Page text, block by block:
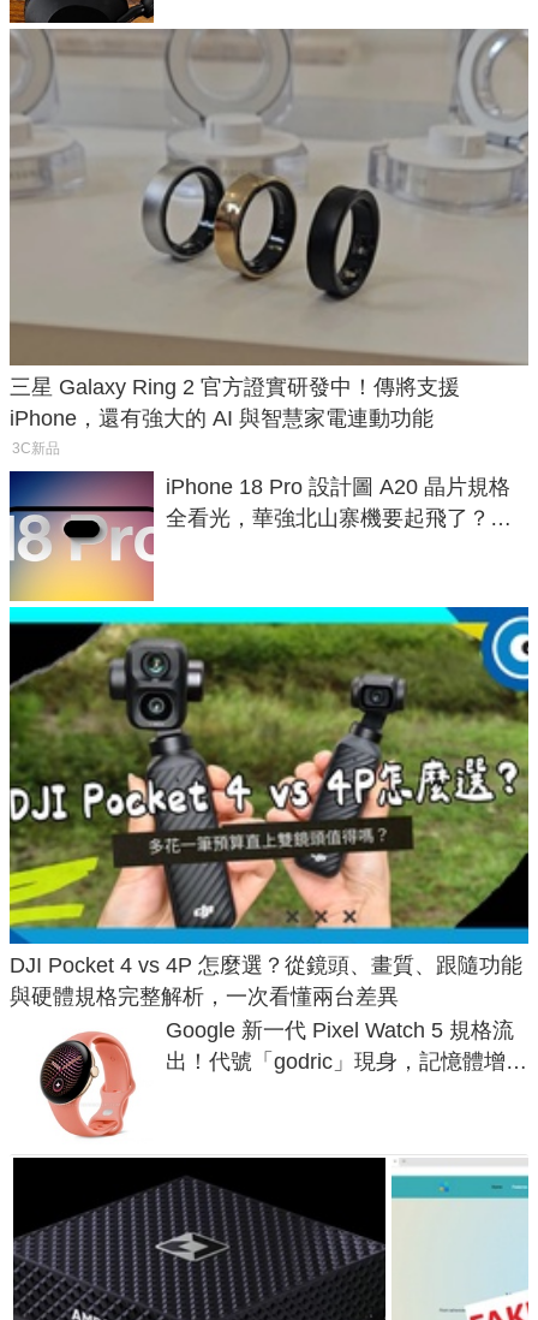
三星 Galaxy Ring 2 官方證實研發中！傳將支援
iPhone，還有強大的 AI 與智慧家電連動功能
3C新品
iPhone 18 Pro 設計圖 A20 晶片規格
全看光，華強北山寨機要起飛了？專
DJI Pocket 4 vs 4P 怎麼選？從鏡頭、畫質、跟隨功能
與硬體規格完整解析，一次看懂兩台差異
Google 新一代 Pixel Watch 5 規格流
出！代號「godric」現身，記憶體增強